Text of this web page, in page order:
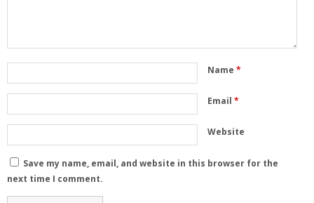
Name *
Email *
Website
Save my name, email, and website in this browser for the
next time I comment.